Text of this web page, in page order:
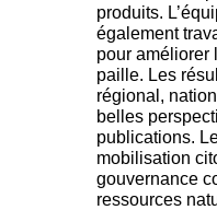
produits.
également
pour améliorer
paille. Les
régional,
belles
publications.
mobilisation
gouvernance
ressources